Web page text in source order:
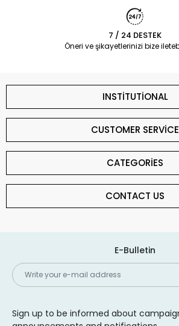
7 / 24 DESTEK
Öneri ve şikayetlerinizi bize
INSTİTUTİONAL
CUSTOMER SERVİCE
CATEGORİES
CONTACT US
E-Bulletin
Sign up to be informed about